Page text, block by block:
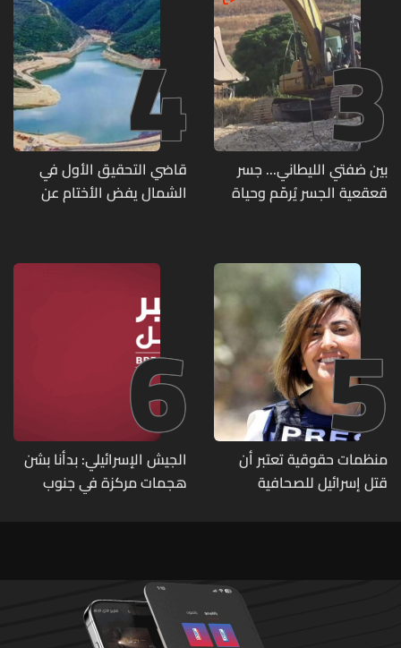
3
بين ضفتي الليطاني... جسر
قعقعية الجسر يُرمّم وحياة
4
قاضي التحقيق الأول في
الشمال يفض الأختام عن
5
منظمات حقوقية تعتبر أن
قتل إسرائيل للصحافية
6
الجيش الإسرائيلي: بدأنا بشن
هجمات مركزة في جنوب